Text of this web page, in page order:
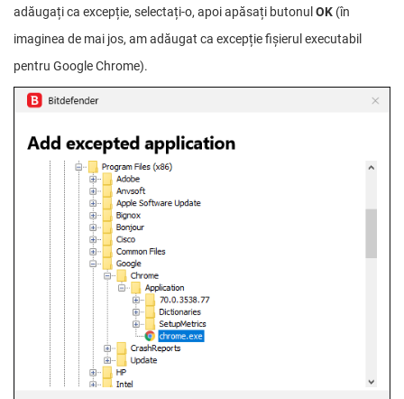
adăugați ca excepție, selectați-o, apoi apăsați butonul OK (în
imaginea de mai jos, am adăugat ca excepție fișierul executabil
pentru Google Chrome).